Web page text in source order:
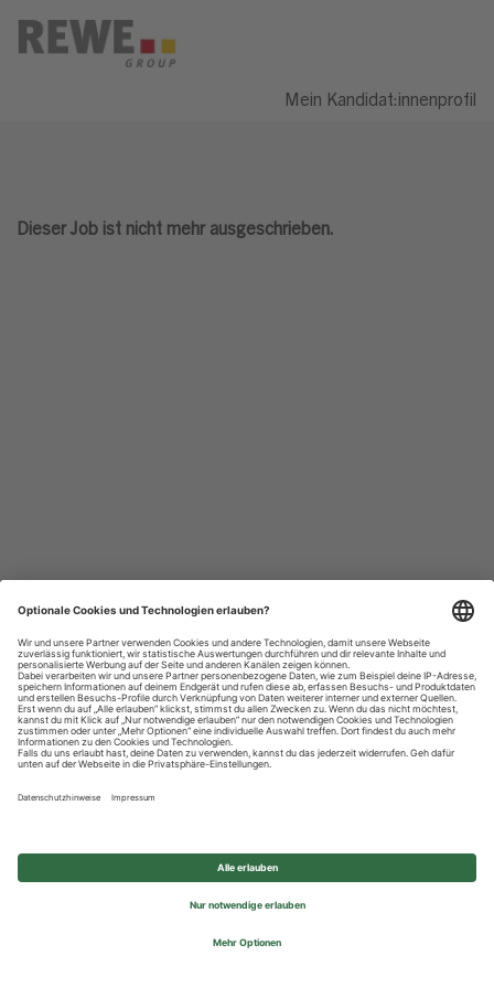
Mein Kandidat:innenprofil
Dieser Job ist nicht mehr ausgeschrieben.
Datenschutzhinweise
Impressum
Privatsphäre-Einstellungen
© 2026 REWE Group - All rights reserved